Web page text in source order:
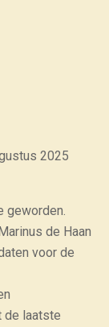
2025
geworden.
de Haan
voor de
de laatste